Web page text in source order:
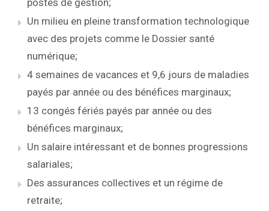
Un milieu en pleine transformation technologique
avec des projets comme le Dossier santé
numérique;
4 semaines de vacances et 9,6 jours de maladies
payés par année ou des bénéfices marginaux;
13 congés fériés payés par année ou des
bénéfices marginaux;
Un salaire intéressant et de bonnes progressions
salariales;
Des assurances collectives et un régime de
retraite;